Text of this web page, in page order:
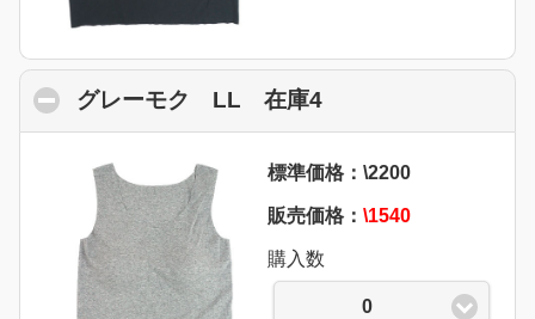
グレーモク LL 在庫4click to collapse
標準価格：\2200
販売価格： \1540
購入数
0